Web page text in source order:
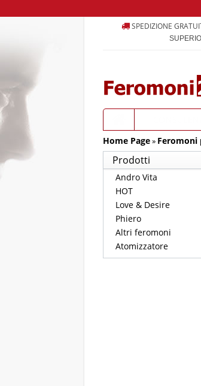
SPEDIZIONE
Home Page» Feromoni
Prodotti
Andro Vita
HOT
Love & Desire
Phiero
Altri feromoni
Atomizzatore